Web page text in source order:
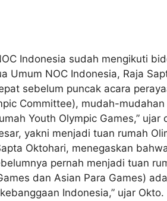
Indonesia sudah mengikuti
Umum NOC Indonesia, Raja
sebelum puncak acara
Committee), mudah-
Youth Olympic Games,”
yakni menjadi tuan rumah
Oktohari, menegaskan
pernah menjadi tuan
dan Asian Para Games)
Indonesia,” ujar